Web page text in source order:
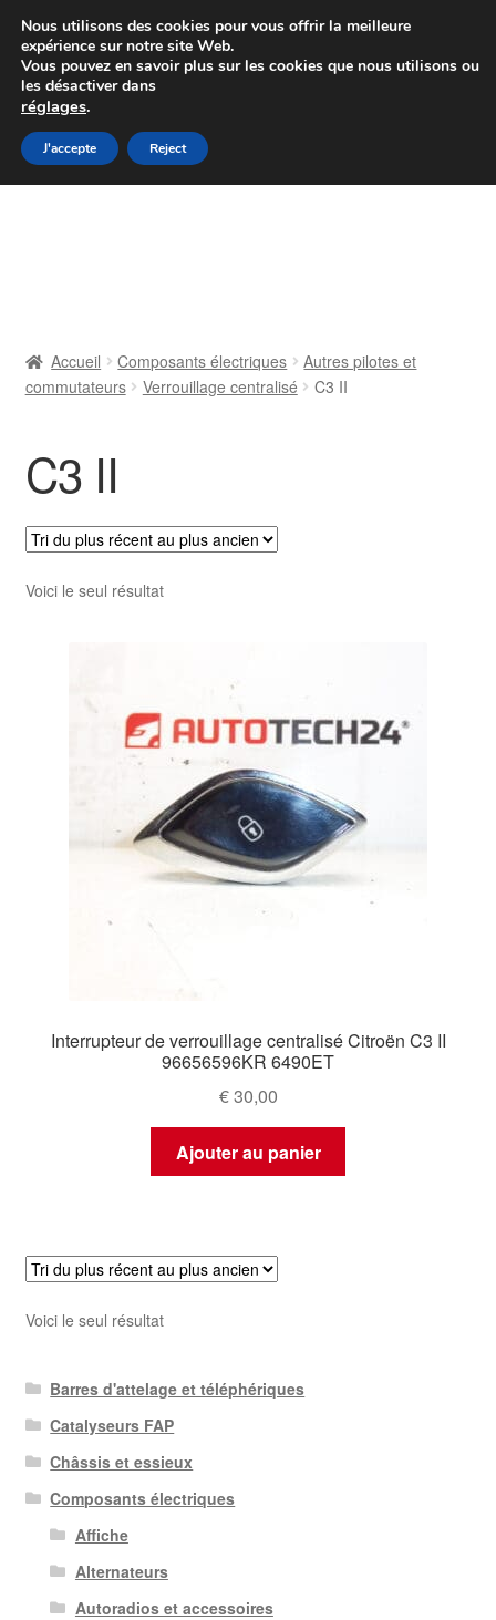
Colissimo livraison à partir de 7 EUR
Du lundi au vendredi de 9 h à 16 h
Aller
à
Aller
au
Contact
Livraison
Politique de confidentialité
Procédure de Réclamation
Termes et conditions
Accueil Composants électriques
Autres pilotes et
commutateurs
Verrouillage centralisé C3 II
C3 II
Voici le seul résultat
Interrupteur de verrouillage centralisé Citroën C3 II
96656596KR 6490ET
€30,00
Ajouter au panier
Voici le seul résultat
Barres d'attelage et téléphériques
Catalyseurs FAP
Châssis et essieux
Composants électriques
Affiche
Alternateurs
Autoradios et accessoires
Nous utilisons des cookies pour vous offrir la meilleure
expérience sur notre site Web.
Vous pouvez en savoir plus sur les cookies que nous utilisons ou
les désactiver dans
réglages.
J'accepte Reject